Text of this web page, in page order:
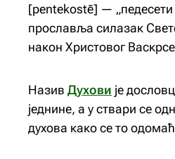
[pentekostē] — „педесети
прославља силазак
након Христовог
Назив Духови је
једнине, а у ствари се
духова како се то